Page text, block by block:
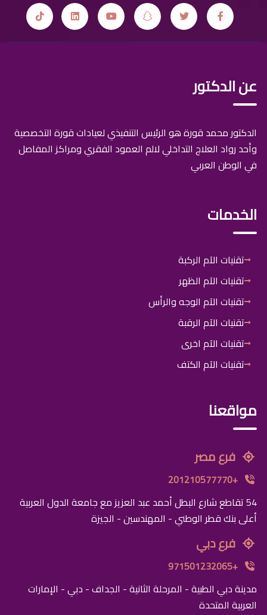
عن الدكتور
الدكتور محمد قورة هو الرئيس التنفيذي لعيادات قورة التخصصية
وأحد رواد العلاج التداخلي لالم العمود الفقري ومراكز المفاصل
في الوطن العربي
الخدمات
تقنيات الآم الركبة
تقنيات الآم الظهر
تقنيات الآم الوجه والرأس
تقنيات الآم الرقبة
تقنيات الآم اخرى
تقنيات الآم الكتف
مواقعنا
فرع مصر
+201210577770
54 تقاطع شارع البطل أحمد عبد العزيز مع جامعة الدول العربية
أعلى بنك قطر الوطني - المهندسين - الجيزة
فرع دبي
+971501232065
مدينة دبي الطبية - المرحلة الثانية - الجداف - دبي - الإمارات
العربية المتحدة